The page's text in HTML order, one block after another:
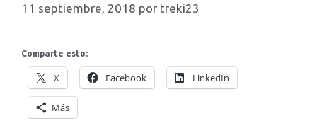
11 septiembre, 2018 por treki23
Comparte esto:
X Facebook LinkedIn
Más